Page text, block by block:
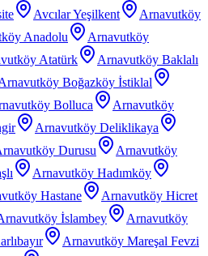
Avcılar Yeşilkent
Arnavutköy
Anadolu
Arnavutköy
Atatürk
Arnavutköy Baklalı
Boğazköy İstiklal
Bolluca
Arnavutköy
Arnavutköy Deliklikaya
Durusu
Arnavutköy
Arnavutköy Hadımköy
Hastane
Arnavutköy Hicret
İslambey
Arnavutköy
Arnavutköy Mareşal Fevzi